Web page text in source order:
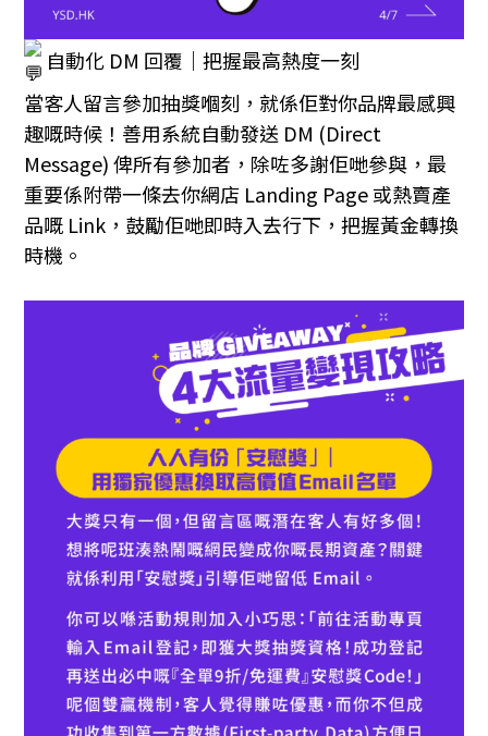
自動化 DM 回覆｜把握最高熱度一刻
當客人留言參加抽獎嗰刻，就係佢對你品牌最感興
趣嘅時候！善用系統自動發送 DM (Direct
Message) 俾所有參加者，除咗多謝佢哋參與，最
重要係附帶一條去你網店 Landing Page 或熱賣產
品嘅 Link，鼓勵佢哋即時入去行下，把握黃金轉換
時機。